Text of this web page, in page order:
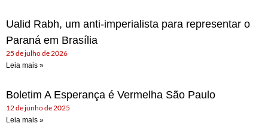
Ualid Rabh, um anti-imperialista para representar o
Paraná em Brasília
25 de julho de 2026
Leia mais »
Boletim A Esperança é Vermelha São Paulo
12 de junho de 2025
Leia mais »